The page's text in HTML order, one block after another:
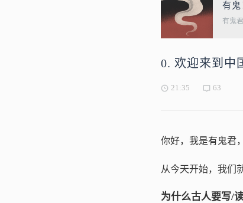
有鬼
有鬼君
0. 欢迎来到中
21:35 63
你好，我是有鬼君
从今天开始，我们
为什么古人要写/